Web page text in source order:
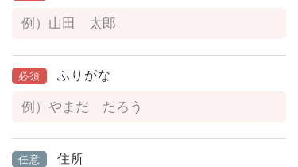
必須 ふりがな
任意 住所